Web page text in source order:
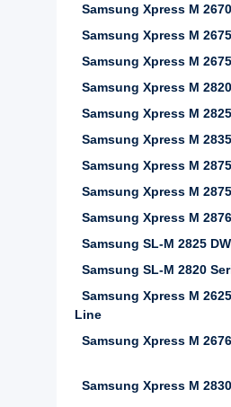
Samsung Xpress M
Samsung Xpress M
Samsung Xpress M 2675
Samsung Xpress M 2820
Samsung Xpress M
Samsung Xpress M 2835
Samsung Xpress M
Samsung Xpress M
Samsung Xpress M
Samsung SL-M 2825
Samsung SL-M 2820
Samsung Xpress M
Line
Samsung Xpress M 2676
Samsung Xpress M